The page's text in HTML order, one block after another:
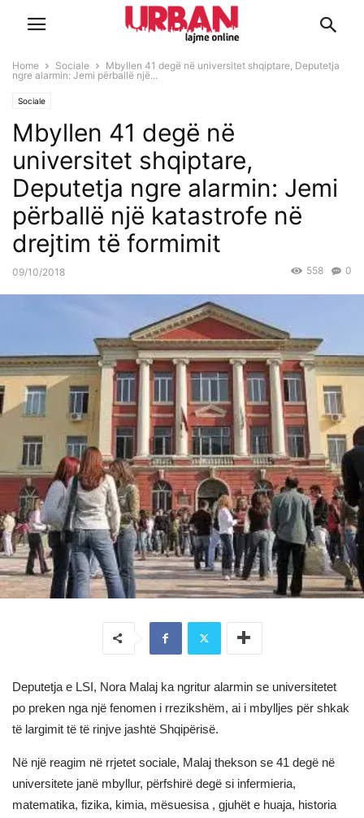
Home Sociale
Mbyllen 41 degë në universitet shqiptare, Deputetja
ngre alarmin: Jemi përballë një...
Sociale
Mbyllen 41 degë në
universitet shqiptare,
Deputetja ngre alarmin: Jemi
përballë një katastrofe në
drejtim të formimit
09/10/2018 0
558
Deputetja e LSI, Nora Malaj ka ngritur alarmin se universitetet
po preken nga një fenomen i rrezikshëm, ai i mbylljes për shkak
të largimit të të rinjve jashtë Shqipërisë.
Në një reagim në rrjetet sociale, Malaj thekson se 41 degë në
universitete janë mbyllur, përfshirë degë si infermieria,
matematika, fizika, kimia, mësuesisa , gjuhët e huaja, historia